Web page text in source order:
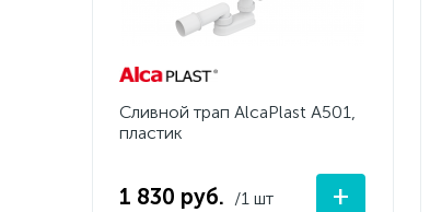
Сливной трап AlcaPlast A501,
пластик
1 830 руб. /1 шт +